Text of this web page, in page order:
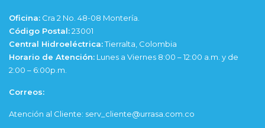
Oficina: Cra 2 No. 48-08 Montería.
Código Postal:23001
Central Hidroeléctrica:Tierralta, Colombia
Horario de Atención: Lunes a Viernes 8:00 – 12:00 a.m. y de
2:00 – 6:00p.m.
Correos:
Atención al Cliente: serv_cliente@urrasa.com.co